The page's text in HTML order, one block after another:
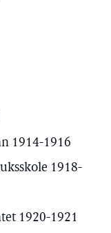
1914-1916
1918-
1920-1921